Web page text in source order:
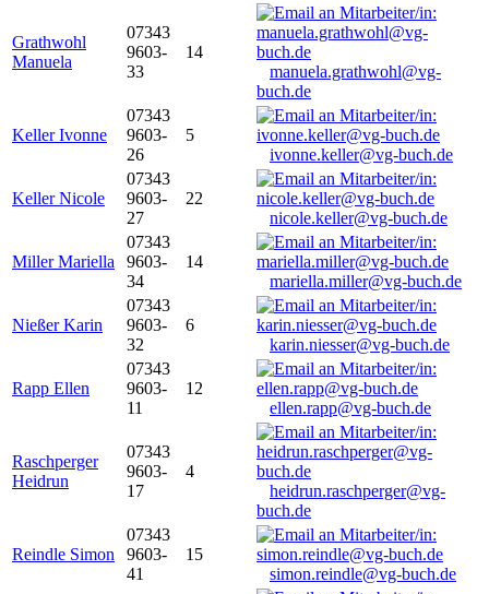
Grathwohl
Manuela
07343
9603-
33
14
manuela.grathwohl@vg-
buch.de
Keller Ivonne
07343
9603-
26
5
ivonne.keller@vg-buch.de
Keller Nicole
07343
9603-
27
22
nicole.keller@vg-buch.de
Miller Mariella
07343
9603-
34
14
mariella.miller@vg-buch.de
Nießer Karin
07343
9603-
32
6
karin.niesser@vg-buch.de
Rapp Ellen
07343
9603-
11
12
ellen.rapp@vg-buch.de
Raschperger
Heidrun
07343
9603-
17
4
heidrun.raschperger@vg-
buch.de
Reindle Simon
07343
9603-
41
15
simon.reindle@vg-buch.de